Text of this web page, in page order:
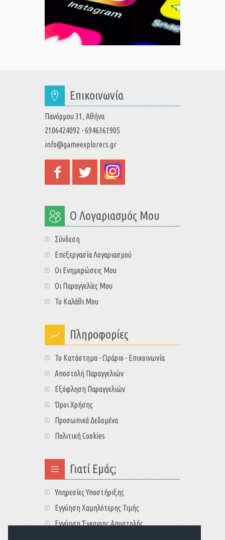
Επικοινωνία
Πανόρμου 31, Αθήνα
2106424092 - 6946361905
info@gameexplorers.gr
Ο Λογαριασμός Μου
Σύνδεση
Επεξεργασία Λογαριασμού
Οι Ενημερώσεις Μου
Οι Παραγγελίες Μου
Το Καλάθι Μου
Πληροφορίες
Το Κατάστημα - Ωράριο - Επικοινωνία
Αποστολή Παραγγελιών
Εξόφληση Παραγγελιών
Όροι Χρήσης
Προσωπικά Δεδομένα
Πολιτική Cookies
Γιατί Εμάς;
Υπηρεσίες Υποστήριξης
Εγγύηση Χαμηλότερης Τιμής
Εγγύηση Έγκαιρης Αποστολής